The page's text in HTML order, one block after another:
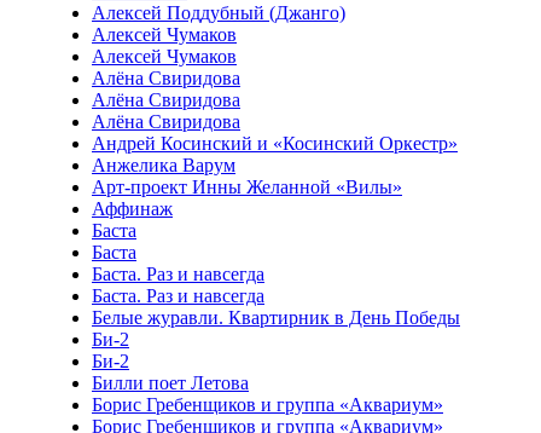
Алексей Поддубный (Джанго)
Алексей Чумаков
Алексей Чумаков
Алёна Свиридова
Алёна Свиридова
Алёна Свиридова
Андрей Косинский и «Косинский Оркестр»
Анжелика Варум
Арт-проект Инны Желанной «Вилы»
Аффинаж
Баста
Баста
Баста. Раз и навсегда
Баста. Раз и навсегда
Белые журавли. Квартирник в День Победы
Би-2
Би-2
Билли поет Летова
Борис Гребенщиков и группа «Аквариум»
Борис Гребенщиков и группа «Аквариум»